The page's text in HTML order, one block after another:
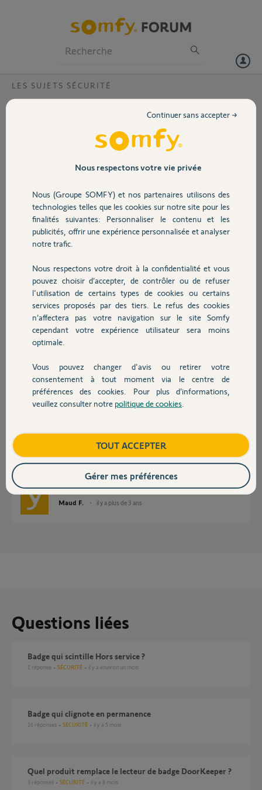
Volet
Sécurité
Domotique
Chauffage
Autres produits
Devis avec un pro
Contact
LES SUJETS SÉCURITÉ
Comment remplacer mon badge ?
Après lecture des nombreux sujets concernant vos badges à vis qui se
déchargent, ne fonctionnent pas et pour lesquels le "bricolage"
préconisé ne fait pas fonctionner l'appareil j'en appel à votre SAV
pour 2 badges en ma possession achetés en février 2023.
mes badges par des appareils remplissant leur fonction première :
activer et désactiver mon alarme.
Merci d'avance pour votre prise en charge rapide.
Cordialement,
Gaëtan B.
il y a plus de 3 ans
Participer au fil de discussion
Réponses
Bonjour Gaëtan,
et c'est pour cette raison que je viens de vous envoyer un mail pour
continuer votre dépannage en privé.
Maud F. il y a plus de 3 ans
Questions liées
badge qui scintille Hors service ?
1 réponse SÉCURITÉ il y a environ un mois
Badge qui clignote en permanence
16 réponses SÉCURITÉ il y a 5 mois
Quel produit remplace le lecteur de badge DoorKeeper ?
3 réponses SÉCURITÉ il y a 8 mois
Nous respectons votre vie privée
Nous (Groupe SOMFY) et nos partenaires utilisons des
technologies telles que les cookies sur notre site pour les
finalités suivantes: Personnaliser le contenu et les
publicités, offrir une expérience personnalisée et analyser
notre trafic.
Nous respectons votre droit à la confidentialité et vous
pouvez choisir d’accepter, de contrôler ou de refuser
l'utilisation de certains types de cookies ou certains
services proposés par des tiers. Le refus des cookies
n’affectera pas votre navigation sur le site Somfy
cependant votre expérience utilisateur sera moins
optimale.
Vous pouvez changer d'avis ou retirer votre
consentement à tout moment via le centre de
préférences des cookies. Pour plus d’informations,
veuillez consulter notre politique de cookies
Continuer sans accepter →
TOUT ACCEPTER
Gérer mes préférences